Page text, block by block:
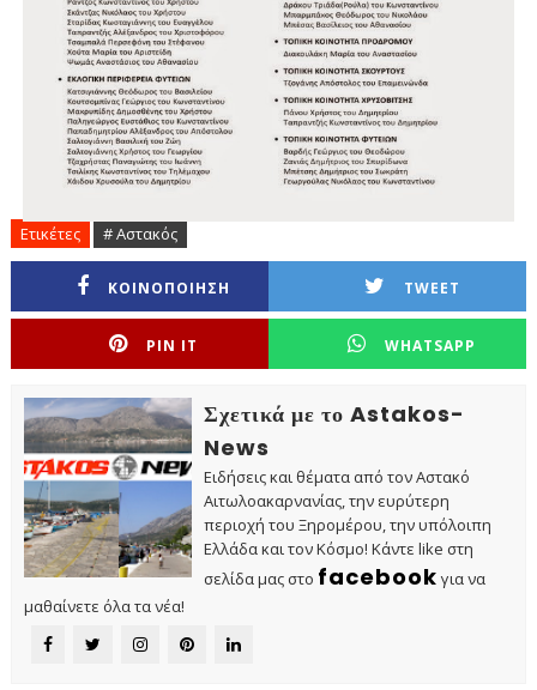
Ετικέτες # Αστακός
ΚΟΙΝΟΠΟΙΗΣΗ TWEET
PIN IT WHATSAPP
Σχετικά με το Astakos-
News
Ειδήσεις και θέματα από τον Αστακό
Αιτωλοακαρνανίας, την ευρύτερη
περιοχή του Ξηρομέρου, την υπόλοιπη
Ελλάδα και τον Κόσμο! Κάντε like στη
σελίδα μας στο facebook για να
μαθαίνετε όλα τα νέα!